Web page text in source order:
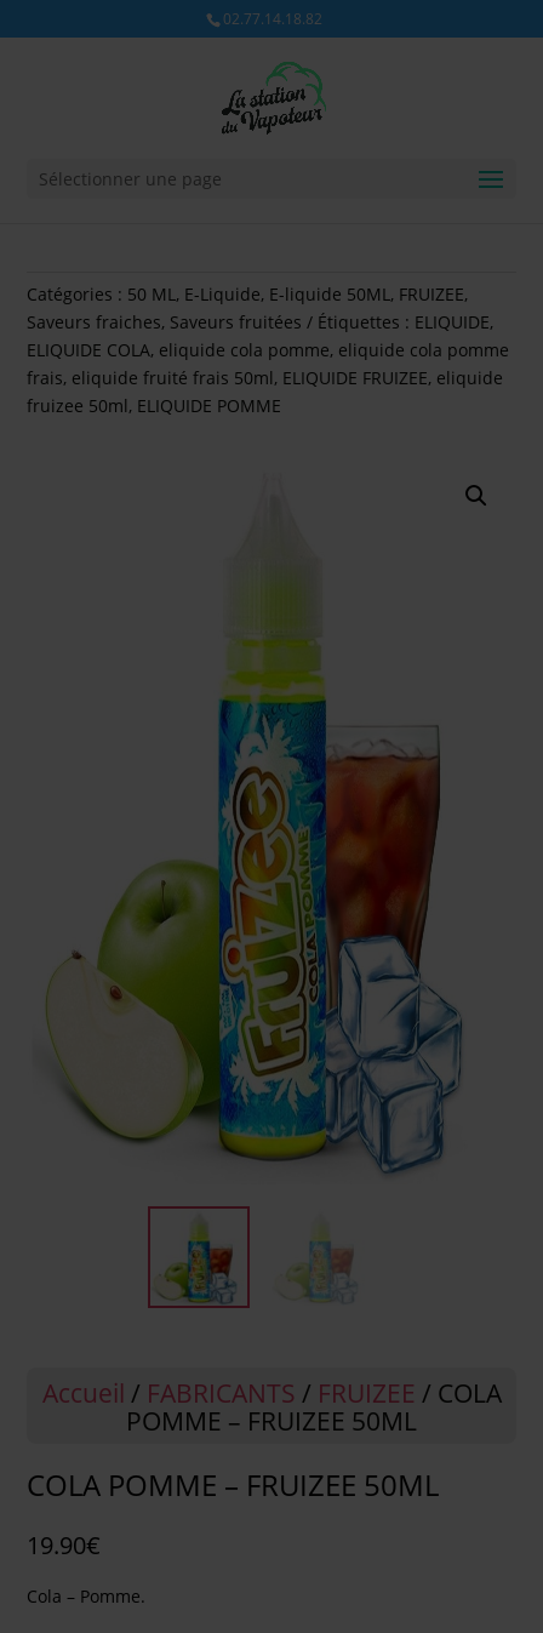
02.77.14.18.82
Sélectionner une page
Catégories : 50 ML, E-Liquide, E-liquide 50ML, FRUIZEE,
Saveurs fraiches, Saveurs fruitées Étiquettes : ELIQUIDE,
ELIQUIDE COLA, eliquide cola pomme, eliquide cola pomme
frais, eliquide fruité frais 50ml, ELIQUIDE FRUIZEE, eliquide
fruizee 50ml, ELIQUIDE POMME
Accueil / FABRICANTS / FRUIZEE / COLA
POMME – FRUIZEE 50ML
COLA POMME – FRUIZEE 50ML
19.90€
Cola – Pomme.